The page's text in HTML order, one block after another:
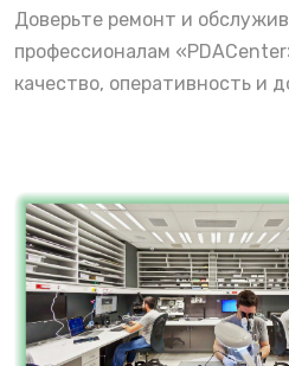
Доверьте ремонт и
профессионалам
качество, оперативность и